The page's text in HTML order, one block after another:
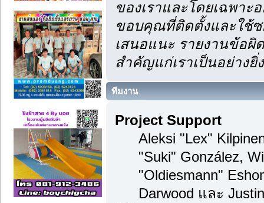
ของเราและโดยเฉพาะ
ขอบคุณที่ติดตั้งและใช้ซ
เสนอแนะ รายงานข้อผิ
สำคัญแก่เราเป็นอย่างยิ่ง
ทีมงาน
Project Support
Aleksi "Lex"
"Suki" González,
"Oldiesmann"
Darwood และ